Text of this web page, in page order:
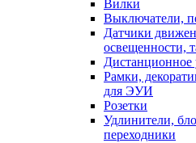
Вилки
Выключатели,
Датчики
освещенности,
Рамки,
для ЭУИ
Розетки
Удлинители,
переходники